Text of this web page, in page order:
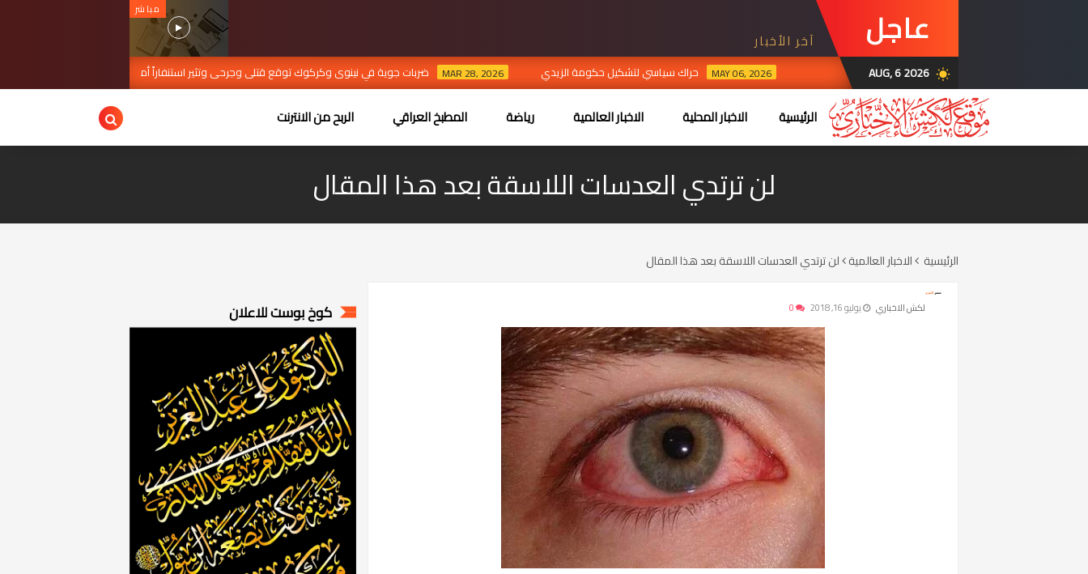
عاجل آخر الأخبار
مباشر
wb_sunny
AUG, 6 2026
MAY 06, 2026 حراك سياسي لتشكيل حكومة الزيدي MAR 28, 2026 ضربات جوية في نينوى وكركوك توقع قتلى وجرحى وتثير استنفاراً أمنياً
الرئيسية الاخبار المحلية الاخبار العالمية رياضة المطبخ العراقي الربح من الانترنت
لن ترتدي العدسات اللاسقة بعد هذا المقال
الرئيسية الاخبار العالمية لن ترتدي العدسات اللاسقة بعد هذا المقال
لكش الاخباري يوليو 16, 2018 كوخ بوست للاعلان